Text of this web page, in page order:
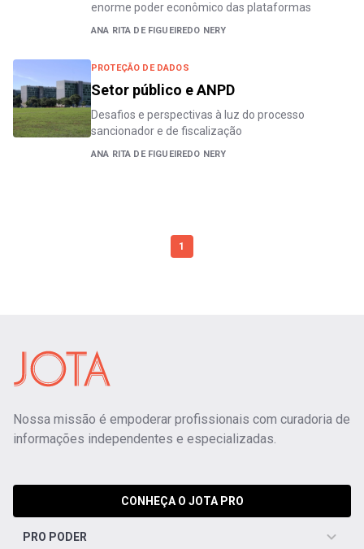
enorme poder econômico das plataformas
ANA RITA DE FIGUEIREDO NERY
PROTEÇÃO DE DADOS
Setor público e ANPD
Desafios e perspectivas à luz do processo
sancionador e de fiscalização
ANA RITA DE FIGUEIREDO NERY
1
Nossa missão é empoderar profissionais com curadoria de
informações independentes e especializadas.
CONHEÇA O JOTA PRO
PRO PODER